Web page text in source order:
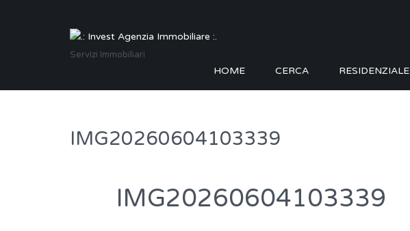
Servizi Immobiliari
HOME CERCA RESIDENZIALE
IMG20260604103339
IMG20260604103339